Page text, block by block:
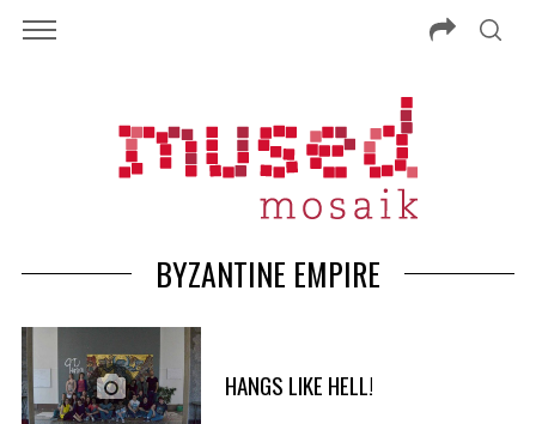
BYZANTINE EMPIRE
HANGS LIKE HELL!